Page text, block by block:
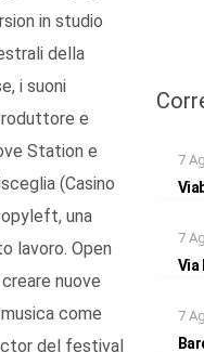
in studio
della
i suoni
e
Station e
(Casino
una
lavoro. Open
nuove
come
del festival
7
7
Via
7